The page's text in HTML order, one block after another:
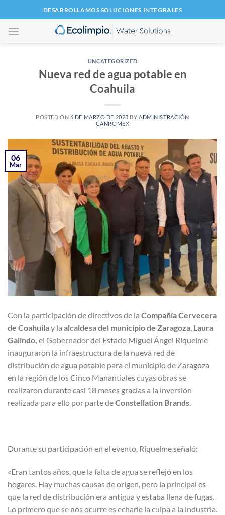
al
contenido
DESARROLLAMOS SOLUCIONES INTEGRALES
UNCATEGORIZED
Nueva red de agua potable en
Coahuila
POSTED ON 6 DE MARZO DE 2023 BY ADMINISTRACIÓN
CANROMEX
06
Mar
Con la participación de directivos de la Compañía Cervecera
de Coahuilay la alcaldesa del municipio de Zaragoza Laura
Galindo, el Gobernador del Estado Miguel Ángel Riquelme
inauguraron la infraestructura de la nueva red de
distribución de agua potable para el municipio de Zaragoza
en la región de los Cinco Manantiales cuyas obras se
realizaron durante casi 18 meses gracias a la inversión
realizada para ello por parte deConstellation Brands
Durante su participación en el evento, Riquelme señaló:
«Eran tantos años, que la falta de agua se reflejó en los
hogares. Hay muchas causas de origen, pero la principal es
que la red de distribución era antigua y estaba llena de fugas.
Lo primero que se nos ocurre es echarle la culpa a la industria.